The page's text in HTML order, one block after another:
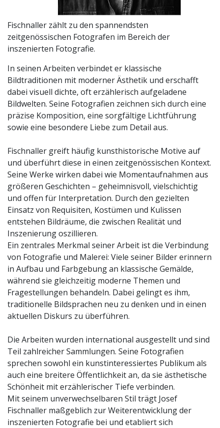
Fischnaller zählt zu den spannendsten
zeitgenössischen Fotografen im Bereich der
inszenierten Fotografie.
In seinen Arbeiten verbindet er klassische
Bildtraditionen mit moderner Ästhetik und erschafft
dabei visuell dichte, oft erzählerisch aufgeladene
Bildwelten. Seine Fotografien zeichnen sich durch eine
präzise Komposition, eine sorgfältige Lichtführung
sowie eine besondere Liebe zum Detail aus.
Fischnaller greift häufig kunsthistorische Motive auf
und überführt diese in einen zeitgenössischen Kontext.
Seine Werke wirken dabei wie Momentaufnahmen aus
größeren Geschichten – geheimnisvoll, vielschichtig
und offen für Interpretation. Durch den gezielten
Einsatz von Requisiten, Kostümen und Kulissen
entstehen Bildräume, die zwischen Realität und
Inszenierung oszillieren.
Ein zentrales Merkmal seiner Arbeit ist die Verbindung
von Fotografie und Malerei: Viele seiner Bilder erinnern
in Aufbau und Farbgebung an klassische Gemälde,
während sie gleichzeitig moderne Themen und
Fragestellungen behandeln. Dabei gelingt es ihm,
traditionelle Bildsprachen neu zu denken und in einen
aktuellen Diskurs zu überführen.
Die Arbeiten wurden international ausgestellt und sind
Teil zahlreicher Sammlungen. Seine Fotografien
sprechen sowohl ein kunstinteressiertes Publikum als
auch eine breitere Öffentlichkeit an, da sie ästhetische
Schönheit mit erzählerischer Tiefe verbinden.
Mit seinem unverwechselbaren Stil trägt Josef
Fischnaller maßgeblich zur Weiterentwicklung der
inszenierten Fotografie bei und etabliert sich